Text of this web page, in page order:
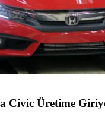
Civic Üretime